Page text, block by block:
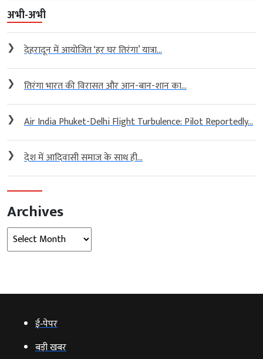
अभी-अभी
❯ देहरादून में आयोजित ‘हर घर तिरंगा’ यात्रा...
❯ तिरंगा भारत की विरासत और आन-बान-शान का...
❯ Air India Phuket-Delhi Flight Turbulence: Pilot Reportedly...
❯ देश में आदिवासी समाज के साथ ही...
Archives
Archives
ई‑पेपर
बड़ी खबर